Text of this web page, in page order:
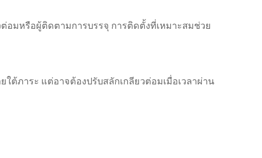
อมหรือผู้ติดตามการบรรจุ การติดตั้งที่เหมาะสมช่วย
ต้ภาระ แต่อาจต้องปรับสลักเกลียวต่อมเมื่อเวลาผ่าน